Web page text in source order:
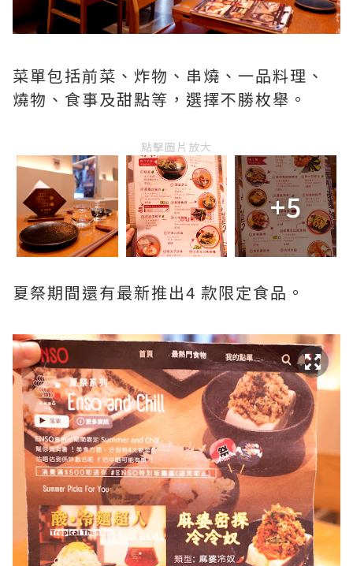
菜單包括前菜、炸物、串燒、一品料理、
燒物、食事及甜點等，選擇不勝枚舉。
點擊圖片放大
+5
夏祭期間還有最新推出4 款限定食品。